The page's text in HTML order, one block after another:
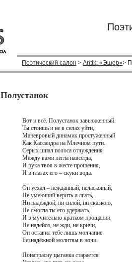
Поэтический салон > Antik: «Эшер»>
Полустанок
Вот и всё. Полустанок завьюженный.
Ты стоишь и не в силах уйти,
Маневровый динамик простуженный
Как Кассандра на Млечном пути.
Серых шпал полоса отчуждения
Между вами легла навсегда,
И рука твоя в жесте прощения,
И в глазах его – скуки вода.
Он уехал – нежданный, неласковый,
Не умеющий верить и лгать,
Ни надеждой, ни силой, ни сказкою,
Не смогла ты его удержать.
И в мучительно кратком прощании,
Не надейся, не жди, не кричи,
Он оставил тебе лишь молчание
Безнадёжной молитвы в ночи.
Понапрасну цыганка старается